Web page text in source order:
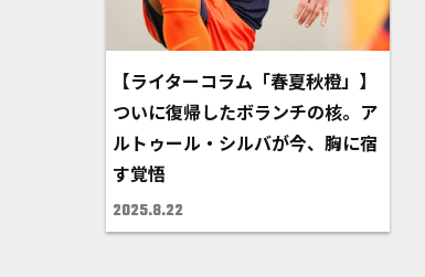
【ライターコラム「春夏秋橙」】
ついに復帰したボランチの核。ア
ルトゥール・シルバが今、胸に宿
す覚悟
2025.8.22